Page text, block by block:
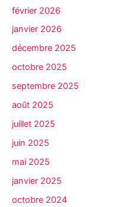
février 2026
janvier 2026
décembre 2025
octobre 2025
septembre 2025
août 2025
juillet 2025
juin 2025
mai 2025
janvier 2025
octobre 2024